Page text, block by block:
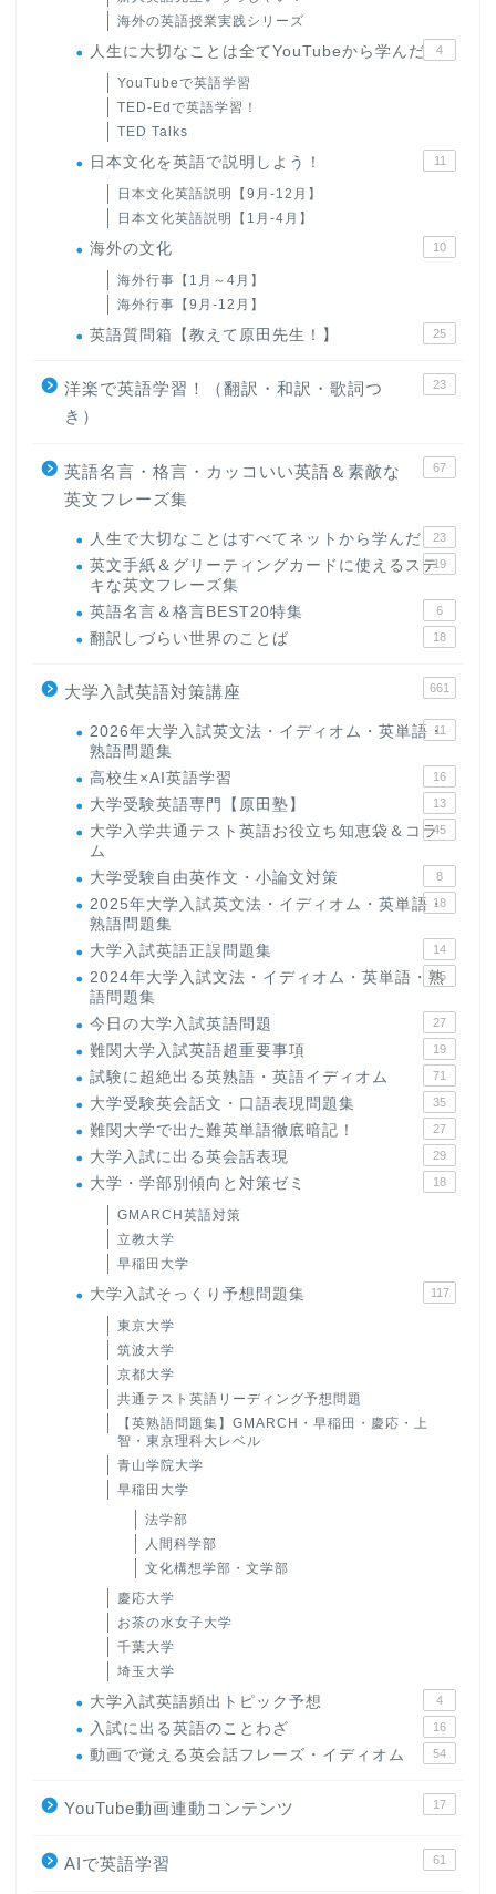
海外の英語授業実践シリーズ
人生に大切なことは全てYouTubeから学んだ 4
YouTubeで英語学習
TED-Edで英語学習！
TED Talks
日本文化を英語で説明しよう！ 11
日本文化英語説明【9月-12月】
日本文化英語説明【1月-4月】
海外の文化 10
海外行事【1月～4月】
海外行事【9月-12月】
英語質問箱【教えて原田先生！】 25
洋楽で英語学習！（翻訳・和訳・歌詞つ
き）
23
英語名言・格言・カッコいい英語＆素敵な
英文フレーズ集
67
人生で大切なことはすべてネットから学んだ 23
英文手紙＆グリーティングカードに使えるステ
キな英文フレーズ集
19
英語名言＆格言BEST20特集 6
翻訳しづらい世界のことば 18
大学入試英語対策講座 661
2026年大学入試英文法・イディオム・英単語・
熟語問題集
11
高校生×AI英語学習 16
大学受験英語専門【原田塾】 13
大学入学共通テスト英語お役立ち知恵袋＆コラ
ム
45
大学受験自由英作文・小論文対策 8
2025年大学入試英文法・イディオム・英単語・
熟語問題集
18
大学入試英語正誤問題集 14
2024年大学入試文法・イディオム・英単語・熟
語問題集
15
今日の大学入試英語問題 27
難関大学入試英語超重要事項 19
試験に超絶出る英熟語・英語イディオム 71
大学受験英会話文・口語表現問題集 35
難関大学で出た難英単語徹底暗記！ 27
大学入試に出る英会話表現 29
大学・学部別傾向と対策ゼミ 18
GMARCH英語対策
立教大学
早稲田大学
大学入試そっくり予想問題集 117
東京大学
筑波大学
京都大学
共通テスト英語リーディング予想問題
【英熟語問題集】GMARCH・早稲田・慶応・上
智・東京理科大レベル
青山学院大学
早稲田大学
法学部
人間科学部
文化構想学部・文学部
慶応大学
お茶の水女子大学
千葉大学
埼玉大学
大学入試英語頻出トピック予想 4
入試に出る英語のことわざ 16
動画で覚える英会話フレーズ・イディオム 54
YouTube動画連動コンテンツ 17
AIで英語学習 61